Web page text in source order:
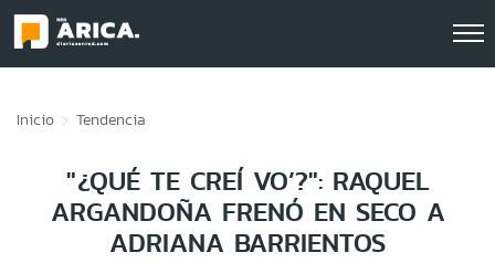
Inicio Tendencia
"¿QUÉ TE CREÍ VO’?": RAQUEL
ARGANDOÑA FRENÓ EN SECO A
ADRIANA BARRIENTOS